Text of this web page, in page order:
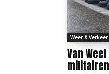
Weer & Verkeer
Van